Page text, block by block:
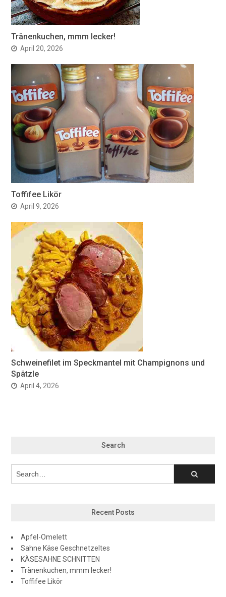
Tränenkuchen, mmm lecker!
April 20, 2026
Toffifee Likör
April 9, 2026
Schweinefilet im Speckmantel mit Champignons und
Spätzle
April 4, 2026
Search
Recent Posts
Apfel-Omelett
Sahne Käse Geschnetzeltes
KÄSESAHNE SCHNITTEN
Tränenkuchen, mmm lecker!
Toffifee Likör